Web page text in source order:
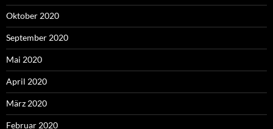
Oktober 2020
September 2020
Mai 2020
April 2020
März 2020
Februar 2020